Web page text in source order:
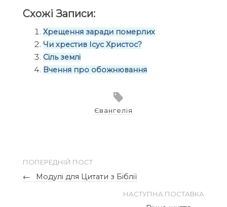
Схожі Записи:
Хрещення заради померлих
Чи хрестив Ісус Христос?
Сіль землі
Вчення про обожнювання
Євангелія
ПОПЕРЕДНІЙ ПОСТ
← Модулі для Цитати з Біблії
НАСТУПНА ПОСТАВКА